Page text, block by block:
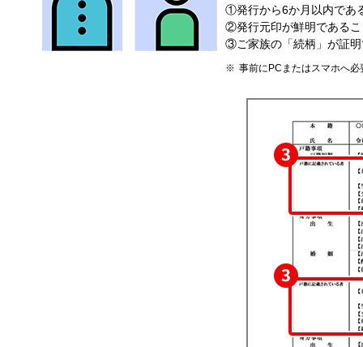
①発行から6か月以内であ
②発行元印が鮮明である
③ご家族の「続柄」が証
事前にPCまたはスマホへ